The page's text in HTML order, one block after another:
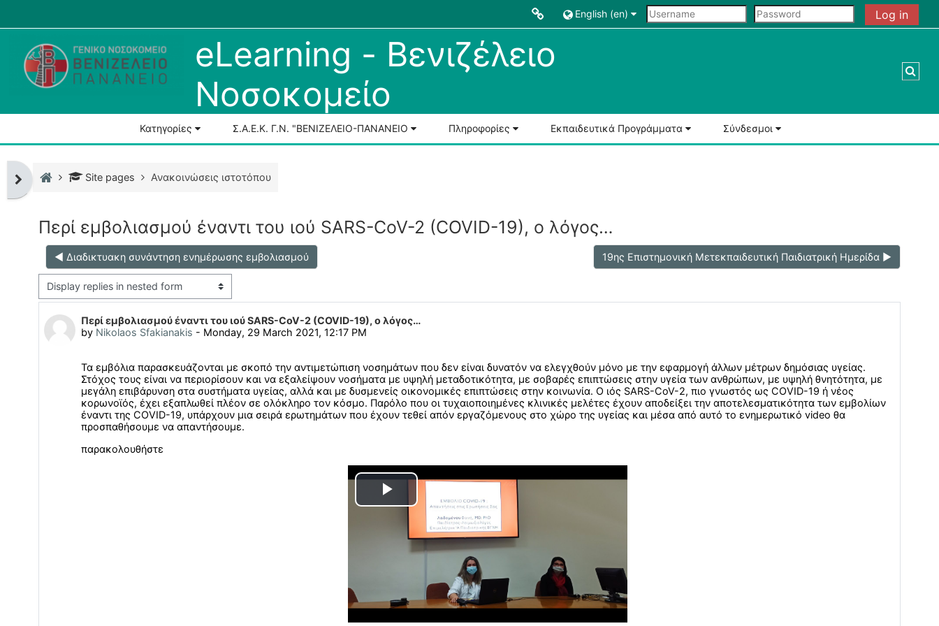
Menu 1
Courses
All courses
English ‎(en)‎ Log in
eLearning - Βενιζέλειο
Νοσοκομείο
Κατηγορίες Σ.Α.Ε.Κ. Γ.Ν. "ΒΕΝΙΖΕΛΕΙΟ-ΠΑΝΑΝΕΙΟ Πληροφορίες Εκπαιδευτικά Προγράμματα Σύνδεσμοι
Open block drawer
Home Site pages Ανακοινώσεις ιστοτόπου
Περί εμβολιασμού έναντι του ιού SARS-CoV-2 (COVID-19), ο λόγος…
◀︎ Διαδικτυακη συνάντηση ενημέρωσης εμβολιασμού 19ης Επιστημονική Μετεκπαιδευτική Παιδιατρική Ημερίδα ▶︎
Display mode
Περί εμβολιασμού έναντι του ιού SARS-CoV-2 (COVID-19), ο λόγος…
by Nikolaos Sfakianakis - Monday, 29 March 2021, 12:17 PM
Number of replies: 0
Τα εμβόλια παρασκευάζονται με σκοπό την αντιμετώπιση νοσημάτων που δεν είναι δυνατόν να ελεγχθούν μόνο με την εφαρμογή άλλων μέτρων δημόσιας υγείας.
Στόχος τους είναι να περιορίσουν και να εξαλείψουν νοσήματα με υψηλή μεταδοτικότητα, με σοβαρές επιπτώσεις στην υγεία των ανθρώπων, με υψηλή θνητότητα, με
μεγάλη επιβάρυνση στα συστήματα υγείας, αλλά και με δυσμενείς οικονομικές επιπτώσεις στην κοινωνία. Ο ιός SARS-CoV-2, πιο γνωστός ως COVID-19 ή νέος
κορωνοϊός, έχει εξαπλωθεί πλέον σε ολόκληρο τον κόσμο. Παρόλο που οι τυχαιοποιημένες κλινικές μελέτες έχουν αποδείξει την αποτελεσματικότητα των εμβολίων
έναντι της COVID-19, υπάρχουν μια σειρά ερωτημάτων που έχουν τεθεί απόν εργαζόμενους στο χώρο της υγείας και μέσα από αυτό το ενημερωτικό video θα
προσπαθήσουμε να απαντήσουμε.
παρακολουθήστε
Play
Video